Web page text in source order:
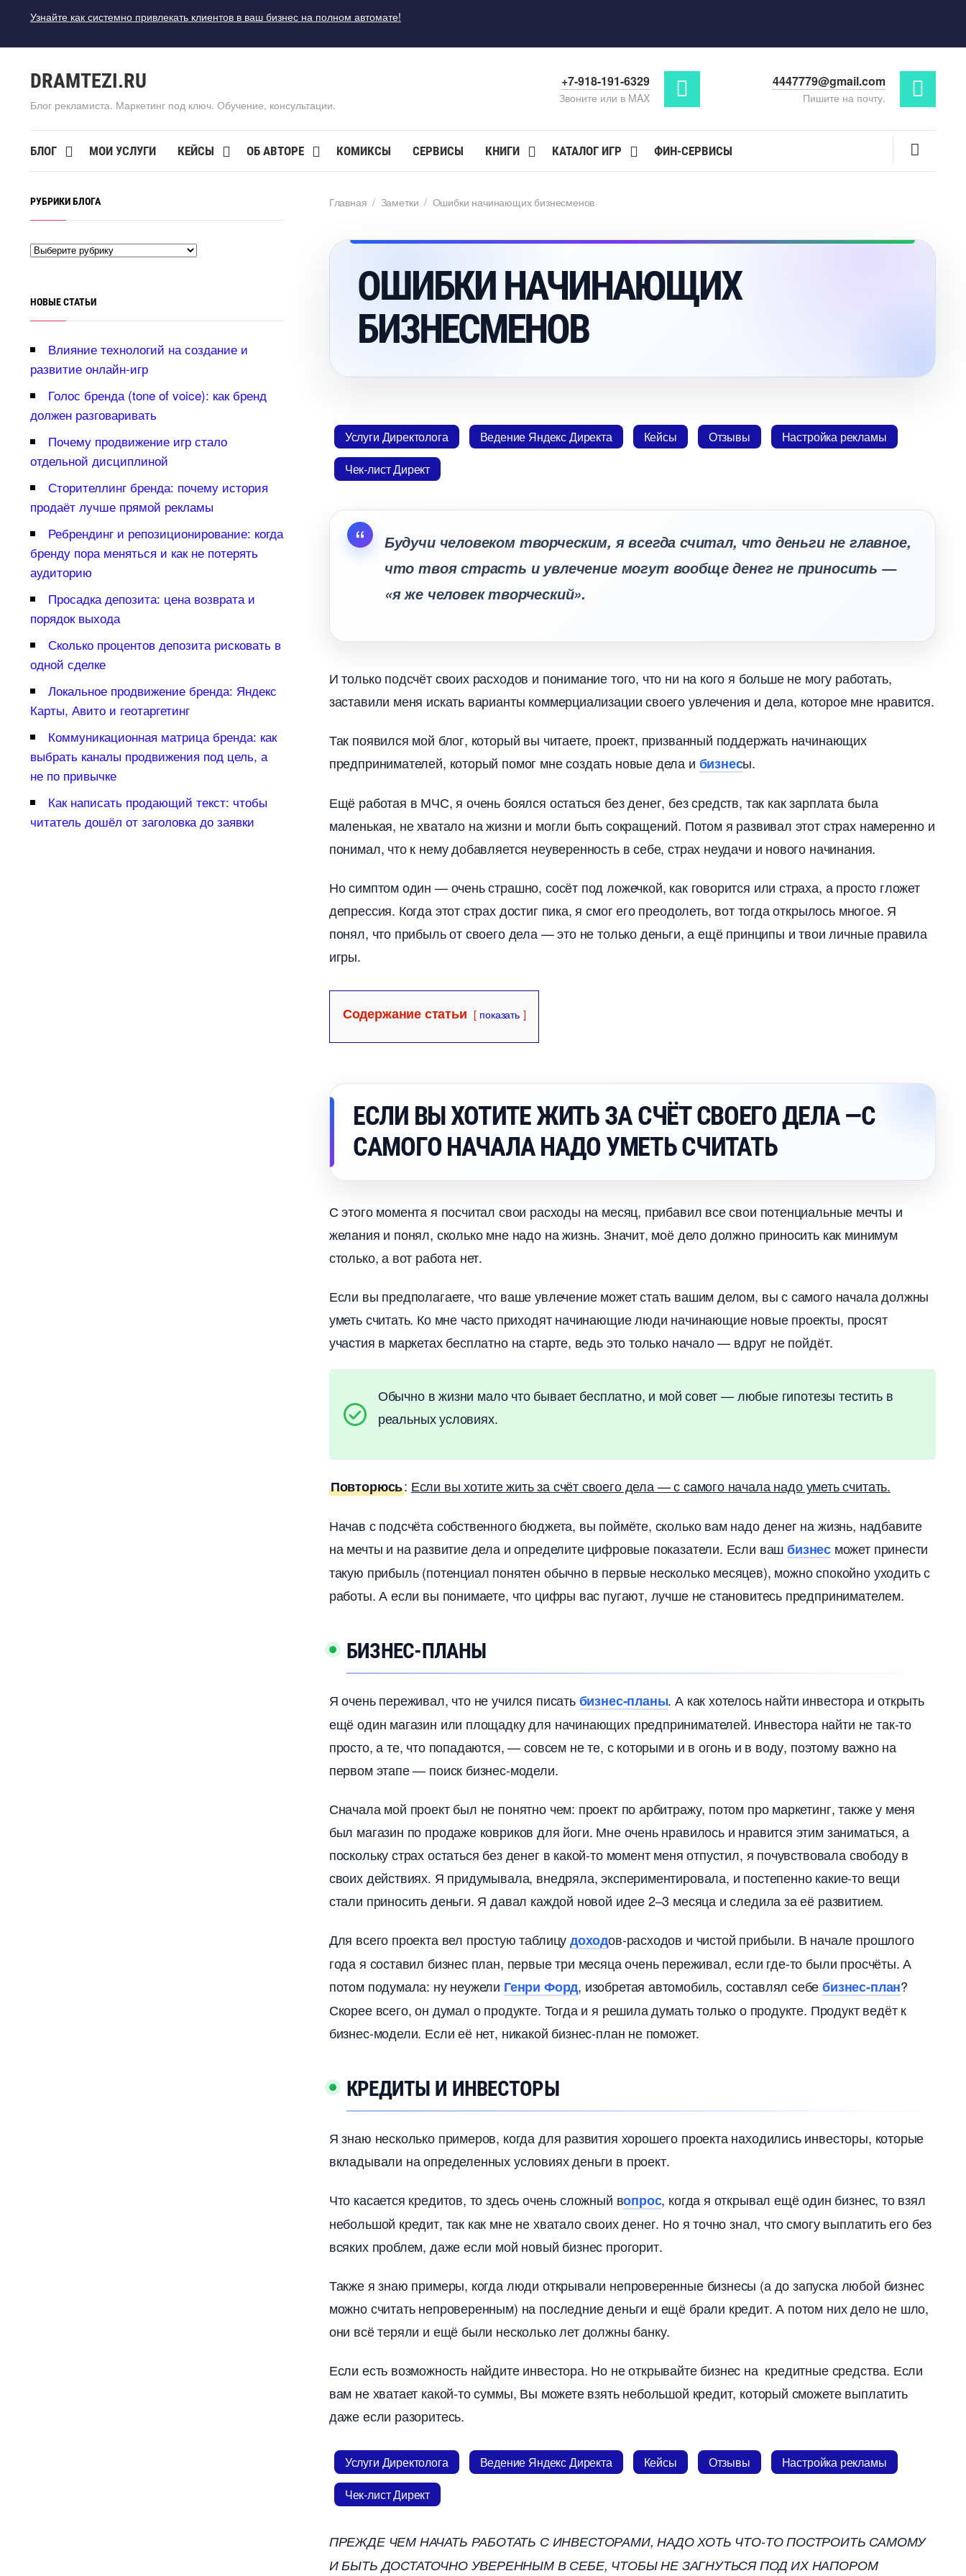
Узнайте как системно привлекать клиентов в ваш бизнес на полном автомате!
DRAMTEZI.RU
Блог рекламиста. Маркетинг под ключ. Обучение, консультации.
+7-918-191-6329
Звоните или в MAX
4447779@gmail.com
Пишите на почту.
БЛОГ МОИ УСЛУГИ КЕЙСЫ ОБ АВТОРЕ КОМИКСЫ СЕРВИСЫ КНИГИ КАТАЛОГ ИГР ФИН-СЕРВИСЫ
Главная / Заметки / Ошибки начинающих бизнесмено
ОШИБКИ НАЧИНАЮЩИХ
БИЗНЕСМЕНО
Услуги Директолога едение Яндекс Директа Кейсы Отзывы
Настройка рекламы
Чек-лист Директ
Будучи человеком творческим, я всегда считал, что деньги не главное,
что твоя страсть и увлечение могут вообще денег не приносить —
«я же человек творческий».
И только подсчёт своих расходов и понимание того, что ни на кого я больше не могу работать,
заставили меня искать варианты коммерциализации своего увлечения и дела, которое мне нравится.
Так появился мой блог, который вы читаете, проект, призванный поддержать начинающих
предпринимателей, который помог мне создать новые дела и изнесы.
Ещё работая в МЧС, я очень боялся остаться без денег, без средств, так как зарплата была
маленькая, не хватало на жизни и могли быть сокращений. Потом я развивал этот страх намеренно и
понимал, что к нему добавляется неуверенность в себе, страх неудачи и нового начинания.
Но симптом один — очень страшно, сосёт под ложечкой, как говорится или страха, а просто гложет
депрессия. Когда этот страх достиг пика, я смог его преодолеть, вот тогда открылось многое. Я
понял, что прибыль от своего дела — это не только деньги, а ещё принципы и твои личные правила
игры.
Содержание статьи показать
ЕСЛИ ВЫ ХОТИТЕ ЖИТЬ ЗА СЧЁТ СВОЕГО ДЕЛА —С
САМОГО НАЧАЛА НАДО УМЕТЬ СЧИТАТЬ
С этого момента я посчитал свои расходы на месяц, прибавил все свои потенциальные мечты и
желания и понял, сколько мне надо на жизнь. Значит, моё дело должно приносить как минимум
столько, а вот работа нет.
Если вы предполагаете, что ваше увлечение может стать вашим делом, вы с самого начала должны
уметь считать. Ко мне часто приходят начинающие люди начинающие новые проекты, просят
участия в маркетах бесплатно на старте, ведь это только начало — вдруг не пойдёт.
Обычно в жизни мало что бывает бесплатно, и мой совет — любые гипотезы тестить
реальных условиях.
Повторюсь: Если вы хотите жить за счёт своего дела — с самого начала надо уметь считать.
Начав с подсчёта собственного бюджета, вы поймёте, сколько вам надо денег на жизнь, надбавите
на мечты и на развитие дела и определите цифровые показатели. Если вашизнесможет принести
такую прибыль (потенциал понятен обычно в первые несколько месяцев), можно спокойно уходить с
работы. А если вы понимаете, что цифры вас пугают, лучше не становитесь предпринимателем.
БИЗНЕС-ПЛАНЫ
Я очень переживал, что не учился писатьизнес-планы. А как хотелось найти инвестора и открыть
ещё один магазин или площадку для начинающих предпринимателей. Инвестора найти не так-то
просто, а те, что попадаются, — совсем не те, с которыми и в огонь и в воду, поэтому важно на
первом этапе — поиск бизнес-модели.
Сначала мой проект был не понятно чем: проект по арбитражу, потом про маркетинг, также у меня
ыл магазин по продаже ковриков для йоги. Мне очень нравилось и нравится этим заниматься, а
поскольку страх остаться без денег в какой-то момент меня отпустил, я почувствовала свободу
своих действиях. Я придумывала, внедряла, экспериментировала, и постепенно какие-то вещи
стали приносить деньги. Я давал каждой новой идее 2–3 месяца и следила за её развитием.
Для всего проекта вел простую таблицудоходов-расходов и чистой прибыли. В начале прошлого
ода я составил бизнес план, первые три месяца очень переживал, если где-то были просчёты. А
потом подумала: ну неужели Генри Форд, изобретая автомобиль, составлял себеизнес-план?
Скорее всего, он думал о продукте. Тогда и я решила думать только о продукте. Продукт ведёт к
изнес-модели. Если её нет, никакой бизнес-план не поможет.
КРЕДИТЫ И ИНВЕСТОРЫ
Я знаю несколько примеров, когда для развития хорошего проекта находились инвесторы, которые
кладывали на определенных условиях деньги в проект.
Что касается кредитов, то здесь очень сложныйопрос, когда я открывал ещё один бизнес, то взял
небольшой кредит, так как мне не хватало своих денег. Но я точно знал, что смогу выплатить его без
сяких проблем, даже если мой новый бизнес прогорит.
Также я знаю примеры, когда люди открывали непроверенные бизнесы (а до запуска любой бизнес
можно считать непроверенным) на последние деньги и ещё брали кредит. А потом них дело не шло,
они всё теряли и ещё были несколько лет должны банку.
Если есть возможность найдите инвестора. Но не открывайте бизнес на кредитные средства. Если
ам не хватает какой-то суммы, Вы можете взять небольшой кредит, который сможете выплатить
даже если разоритесь.
Услуги Директолога едение Яндекс Директа Кейсы Отзывы
Настройка рекламы
Чек-лист Директ
ПРЕЖДЕ ЧЕМ НАЧАТЬ РАБОТАТЬ С ИНВЕСТОРАМИ, НАДО ХОТЬ ЧТО-ТО ПОСТРОИТЬ САМОМУ
И БЫТЬ ДОСТАТОЧНО УВЕРЕННЫМ В СЕБЕ, ЧТОБЫ НЕ ЗАГНУТЬСЯ ПОД ИХ НАПОРОМ
РУБРИКИ БЛОГА
НОВЫЕ СТАТЬИ
лияние технологий на создание и
развитие онлайн-игр
Голос бренда (tone of voice): как бренд
должен разговаривать
Почему продвижение игр стало
отдельной дисциплиной
Сторителлинг бренда: почему история
продаёт лучше прямой рекламы
Ребрендинг и репозиционирование: когда
ренду пора меняться и как не потерять
аудиторию
Просадка депозита: цена возврата и
порядок выхода
Сколько процентов депозита рисковать
одной сделке
Локальное продвижение бренда: Яндекс
Карты, Авито и геотаргетин
Коммуникационная матрица бренда: как
ыбрать каналы продвижения под цель, а
не по привычке
Как написать продающий текст: чтобы
читатель дошёл от заголовка до заявки